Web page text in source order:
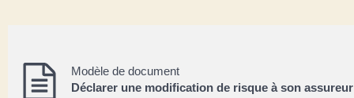
Modèle de document
Déclarer une modification de risque à son assureur